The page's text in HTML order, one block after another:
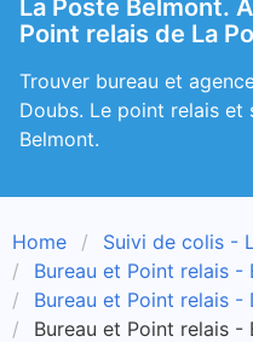
La Poste Belmont.
Point relais de La
Trouver bureau et
Doubs. Le point relais
Belmont.
Home Suivi de colis -
Bureau et Point relais
Bureau et Point relais -
Bureau et Point relais -